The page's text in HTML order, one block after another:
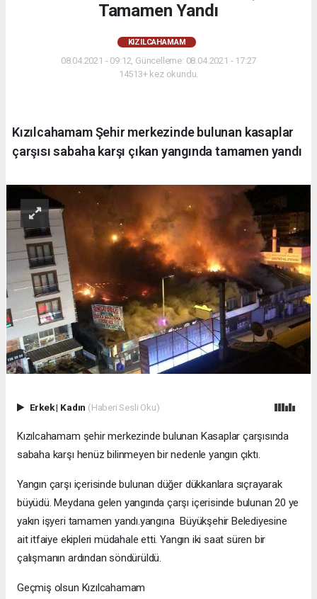
Tamamen Yandı
KIZILCAHAMAM
08.04.2021 - 09:12, Güncelleme: 08.04.2021 - 17:27
14513+ kez okundu.
Kızılcahamam Şehir merkezinde bulunan kasaplar
çarşısı sabaha karşı çıkan yangında tamamen yandı
Erkek| Kadın (Haberi Sesli Oku)
Kızılcahamam şehir merkezinde bulunan Kasaplar çarşısında
sabaha karşı henüz bilinmeyen bir nedenle yangın çıktı.
Yangın çarşı içerisinde bulunan düğer dükkanlara sıçrayarak
büyüdü. Meydana gelen yangında çarşı içerisinde bulunan 20 ye
yakın işyeri tamamen yandı.yangına Büyükşehir Belediyesine
ait itfaiye ekipleri müdahale etti. Yangın iki saat süren bir
çalışmanın ardından söndürüldü.
Geçmiş olsun Kızılcahamam